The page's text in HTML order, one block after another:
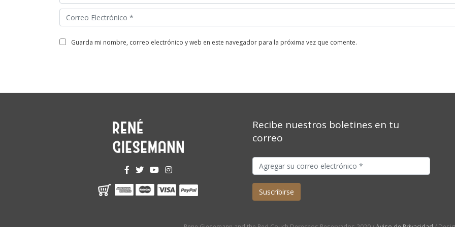
guarda mi nombre, correo electrónico y web en este navegador para la próxima vez que comente.
Recibe nuestros boletines en tu
correo